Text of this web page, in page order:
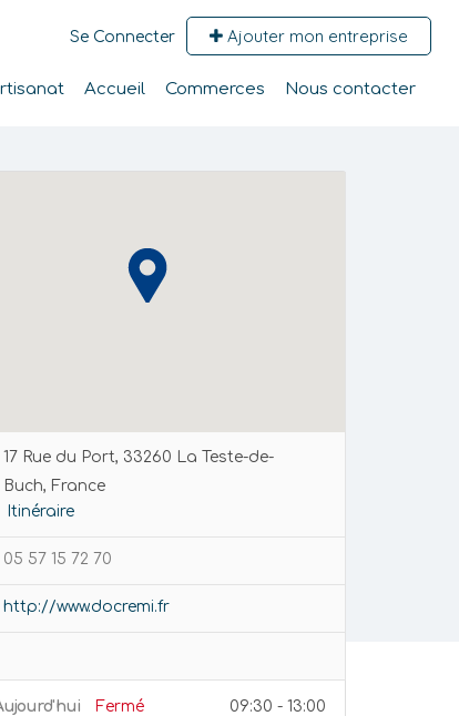
Se Connecter Ajouter mon entreprise
Accueil Commerces Nous contacter
17 Rue du Port, 33260 La Teste-de-
Buch, France
Itinéraire
05 57 15 72 70
http://www.docremi.fr
Fermé 09:30 - 13:00